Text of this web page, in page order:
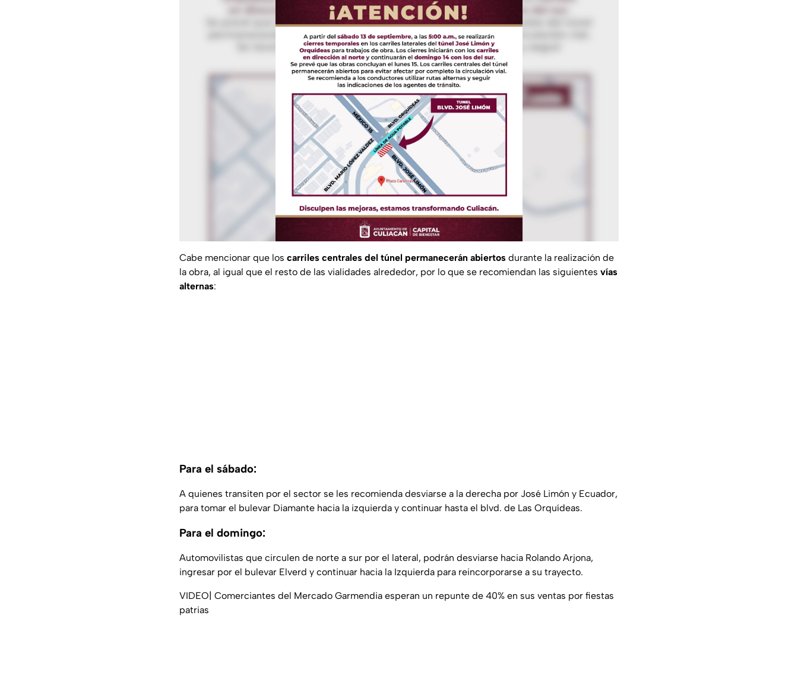
Cabe mencionar que los carriles centrales del túnel permanecerán abiertos durante la realización de
la obra, al igual que el resto de las vialidades alrededor, por lo que se recomiendan las siguientes vías
alternas:
Para el sábado:
A quienes transiten por el sector se les recomienda desviarse a la derecha por José Limón y Ecuador,
para tomar el bulevar Diamante hacia la izquierda y continuar hasta el blvd. de Las Orquídeas.
Para el domingo:
Automovilistas que circulen de norte a sur por el lateral, podrán desviarse hacia Rolando Arjona,
ingresar por el bulevar Elverd y continuar hacia la Izquierda para reincorporarse a su trayecto.
VIDEO| Comerciantes del Mercado Garmendia esperan un repunte de 40% en sus ventas por fiestas
patrias